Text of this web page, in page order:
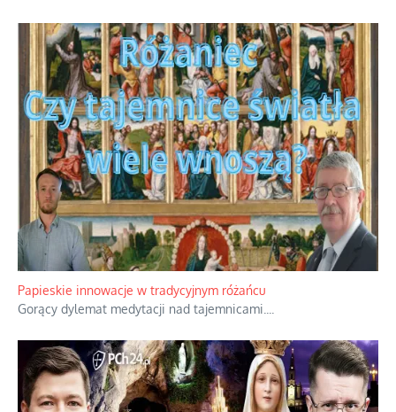
Papieskie innowacje w tradycyjnym różańcu
Gorący dylemat medytacji nad tajemnicami.